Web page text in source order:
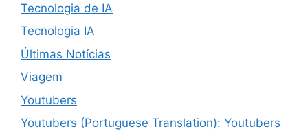
Tecnologia de IA
Tecnologia IA
Últimas Notícias
Viagem
Youtubers
Youtubers (Portuguese Translation): Youtubers